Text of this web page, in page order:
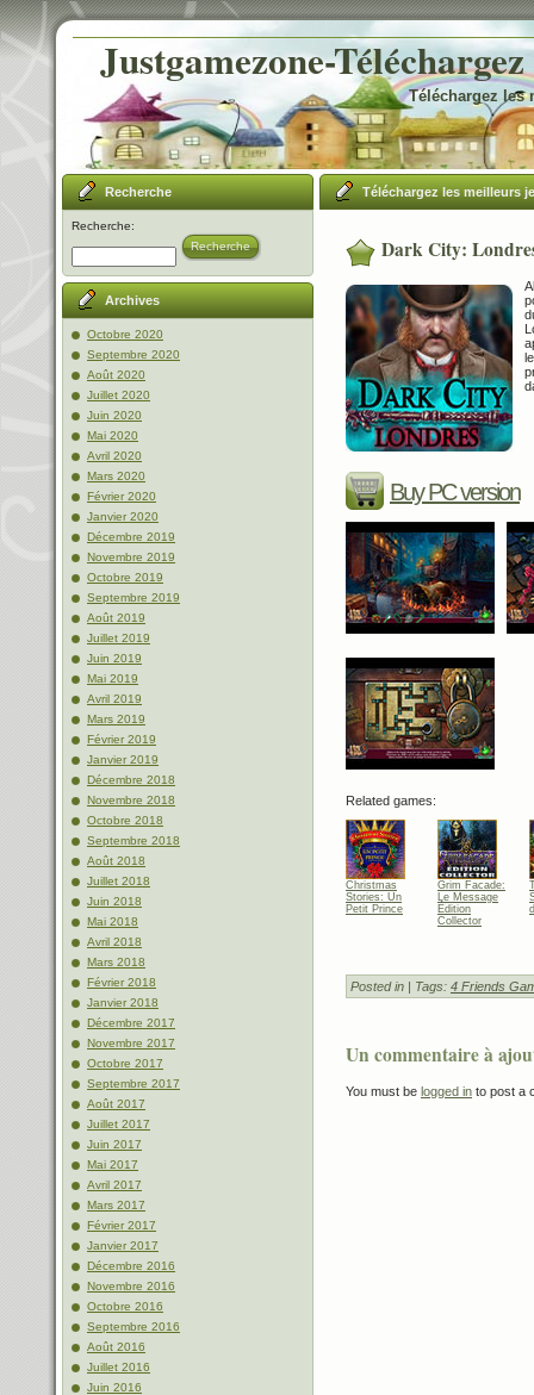
Justgamezone-
Téléchargez les
Recherche
Recherche:
Recherche
Archives
Octobre 2020
Septembre 2020
Août 2020
Juillet 2020
Juin 2020
Mai 2020
Avril 2020
Mars 2020
Février 2020
Janvier 2020
Décembre 2019
Novembre 2019
Octobre 2019
Septembre 2019
Août 2019
Juillet 2019
Juin 2019
Mai 2019
Avril 2019
Mars 2019
Février 2019
Janvier 2019
Décembre 2018
Novembre 2018
Octobre 2018
Septembre 2018
Août 2018
Juillet 2018
Juin 2018
Mai 2018
Avril 2018
Mars 2018
Février 2018
Janvier 2018
Décembre 2017
Novembre 2017
Octobre 2017
Septembre 2017
Août 2017
Juillet 2017
Juin 2017
Mai 2017
Avril 2017
Mars 2017
Février 2017
Janvier 2017
Décembre 2016
Novembre 2016
Octobre 2016
Septembre 2016
Août 2016
Juillet 2016
Juin 2016
Téléchargez les meilleurs
Dark City:
Buy PC version
Related games:
Christmas
Stories: Un
Petit Prince
Grim Facade:
Le Message
Édition
Collector
Posted in | Tags: 4 Friends
Un commentaire à
You must be logged in to post a